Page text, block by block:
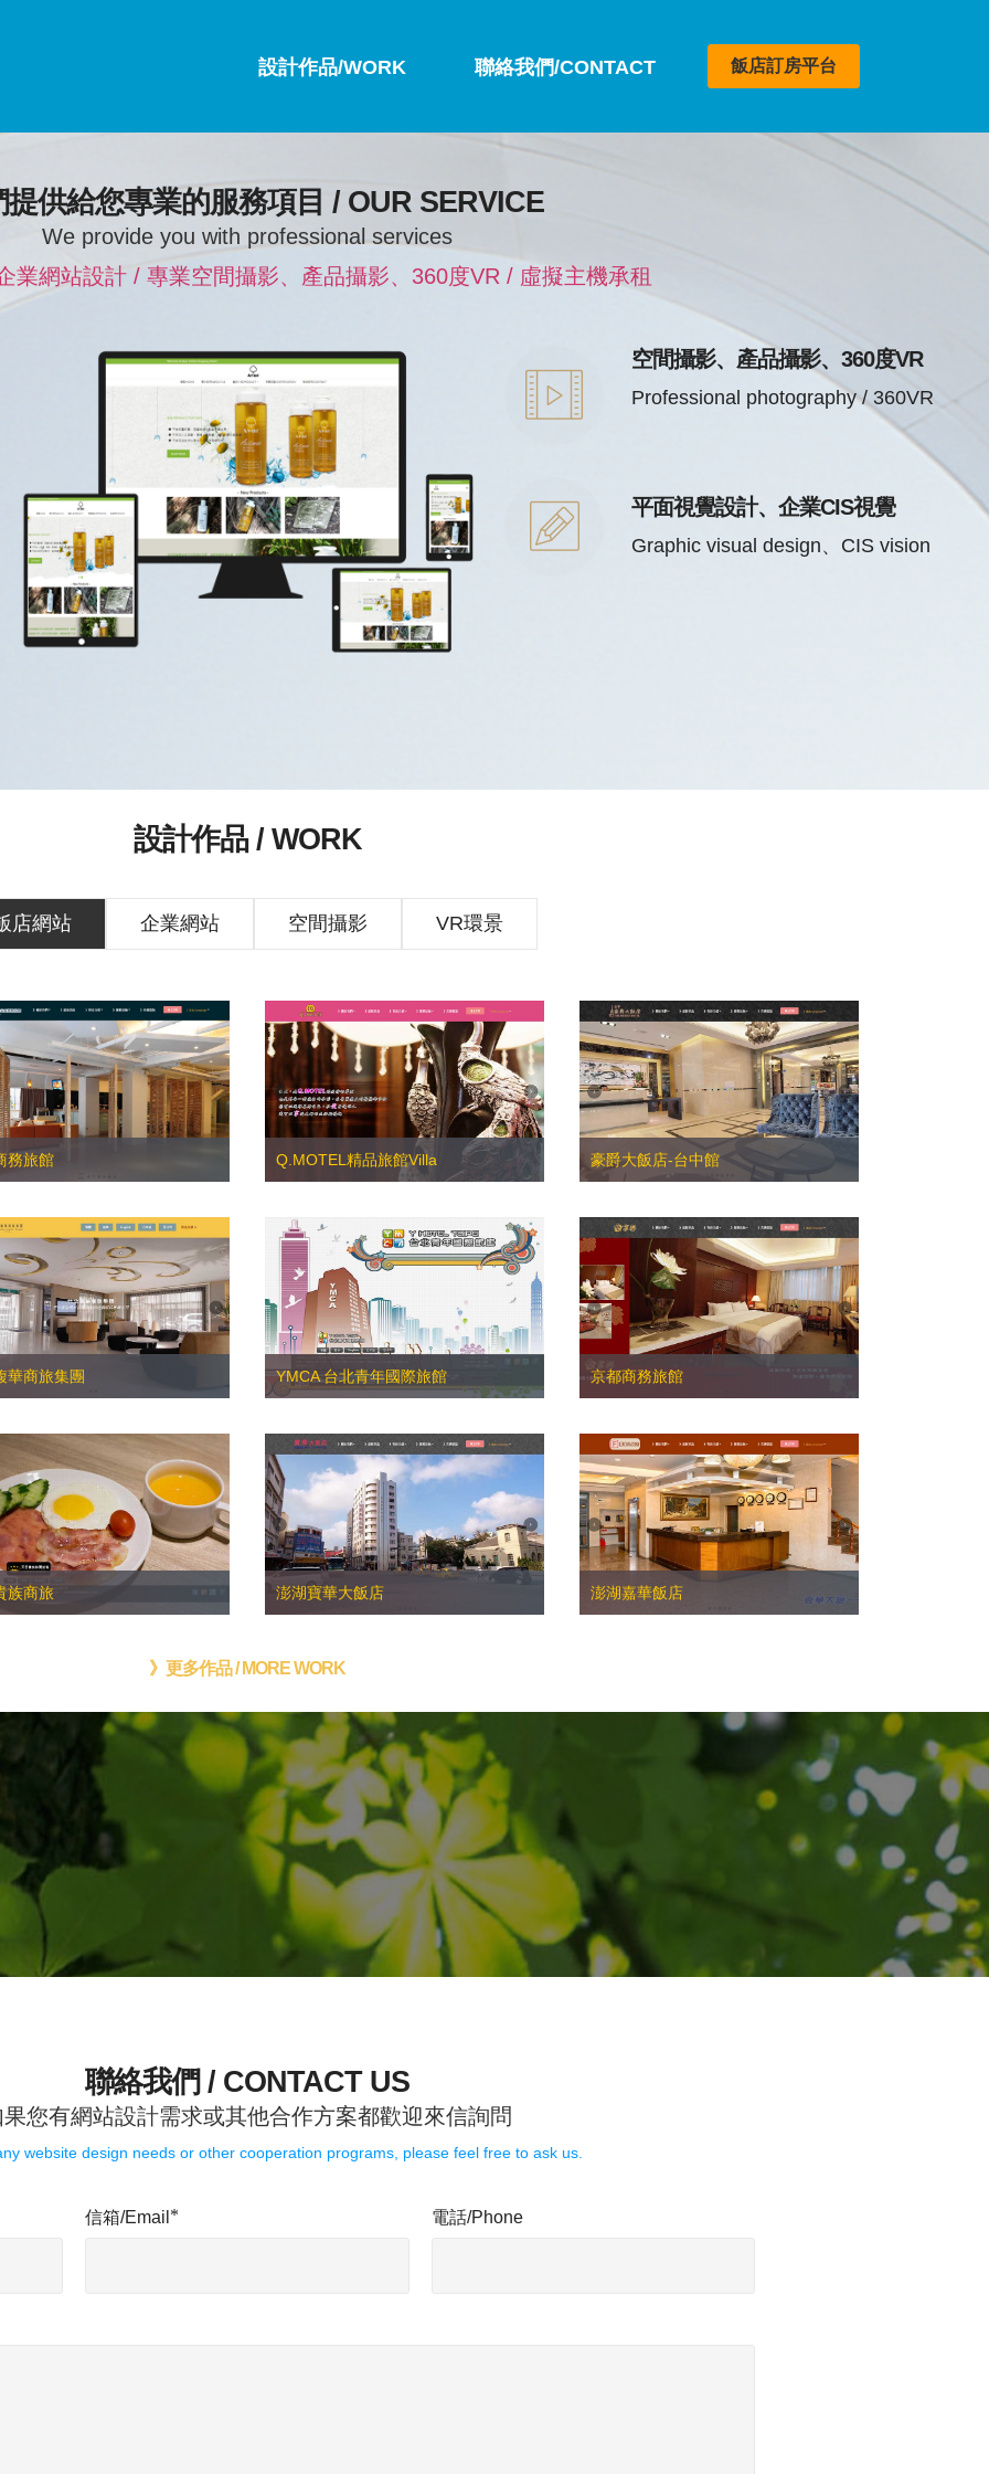
設計作品/WORK 聯絡我們/CONTACT 飯店訂房平台
提供給您專業的服務項目 / OUR SERVICE
We provide you with professional services
業網站設計 / 專業空間攝影、產品攝影、360度VR / 虛擬主機承租
空間攝影、產品攝影、360度VR
Professional photography / 360VR
平面視覺設計、企業CIS視覺
Graphic visual design、CIS vision
設計作品 / WORK
店網站 企業網站 空間攝影 VR環景
務旅館 Q.MOTEL精品旅館Villa 豪爵大飯店-台中館
華商旅集團 YMCA 台北青年國際旅館 京都商務旅館
族商旅 澎湖寶華大飯店 澎湖嘉華飯店
》更多作品 / MORE WORK
聯絡我們 / CONTACT US
果您有網站設計需求或其他合作方案都歡迎來信詢問
website design needs or other cooperation programs, please feel free to ask us.
信箱/Email * 電話/Phone